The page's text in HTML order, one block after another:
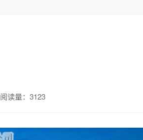
阅读量：3123